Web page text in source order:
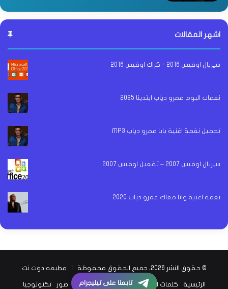
اشهر المقالات
سيريال اوفيس 2016 - كراك اوفيس 2016
نغمات البوم عمرو دياب ابتدينا 2025
تحميل نغمة اغنية بابا عمرو دياب MP3
سيريال اوفيس 2007 – تفعيل اوفيس 2007
نغمة اغنية وانا معاك عمرو دياب 2020
© حقوق النشر 2026، جميع الحقوق محفوظة | مطبعه دوت نت
الرئيسية كلمات اغاني اخبار الفن اخبار الرياضة صور تكنولوجيا تابعنا على تيليجرام